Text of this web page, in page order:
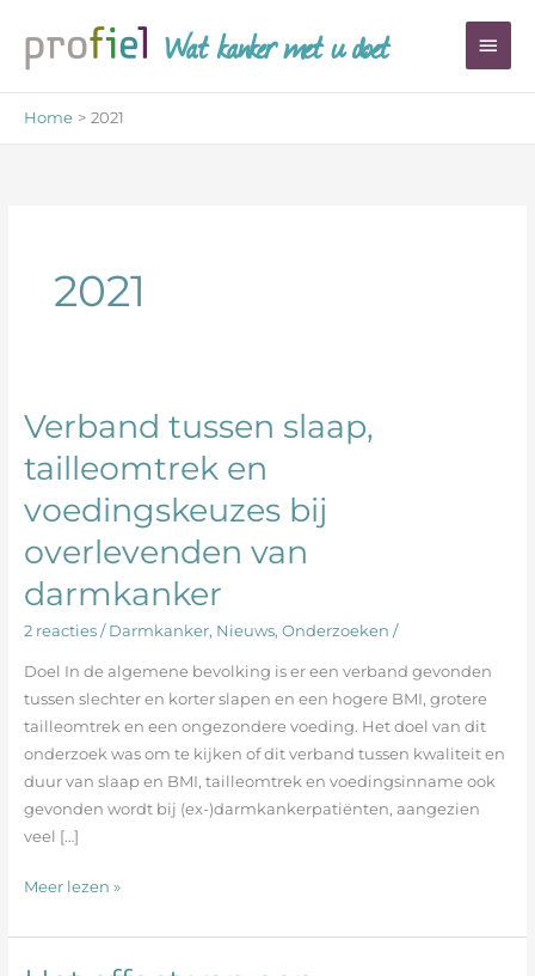
naar
inhoud
Wat kanker met u doet
Home 2021
2021
Verband tussen slaap,
tailleomtrek en
voedingskeuzes bij
overlevenden van
darmkanker
2 reacties / Darmkanker, Nieuws, Onderzoeken /
Doel In de algemene bevolking is er een verband gevonden
tussen slechter en korter slapen en een hogere BMI, grotere
tailleomtrek en een ongezondere voeding. Het doel van dit
onderzoek was om te kijken of dit verband tussen kwaliteit en
duur van slaap en BMI, tailleomtrek en voedingsinname ook
gevonden wordt bij (ex-)darmkankerpatiënten, aangezien
veel […]
Verband
slaap,
tailleomtrek
voedingskeuzes
bij
overlevenden
van
darmkanker
Meer lezen »